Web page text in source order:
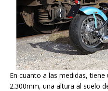
En cuanto a las medidas,
2.300mm, una altura al suelo